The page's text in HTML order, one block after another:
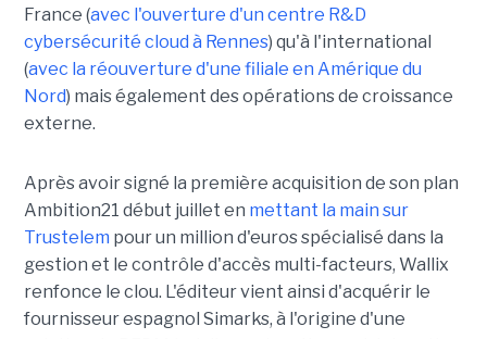
France (avec l'ouverture d'un centre R&D
cybersécurité cloud à Rennes) qu'à l'international
(avec la réouverture d'une filiale en Amérique du
Nord) mais également des opérations de croissance
externe.
Après avoir signé la première acquisition de son plan
Ambition21 début juillet en mettant la main sur
Trustelem pour un million d'euros spécialisé dans la
gestion et le contrôle d'accès multi-facteurs, Wallix
renfonce le clou. L'éditeur vient ainsi d'acquérir le
fournisseur espagnol Simarks, à l'origine d'une